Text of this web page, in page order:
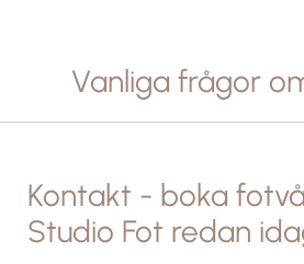
Vanliga frågor
Kontakt - boka
Studio Fot redan